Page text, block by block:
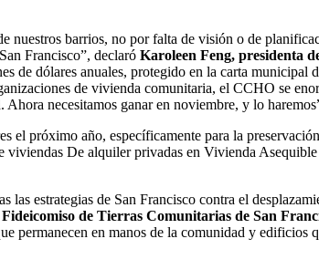
nuestros barrios, no por falta de visión o de
Francisco”, declaró Karoleen Feng, presidenta
de dólares anuales, protegido en la carta municipal
de vivienda comunitaria, el CCHO se
necesitamos ganar en noviembre, y lo
el próximo año, específicamente para la
De alquiler privadas en Vivienda Asequible
estrategias de San Francisco contra el
de Tierras Comunitarias de San
permanecen en manos de la comunidad y edificios